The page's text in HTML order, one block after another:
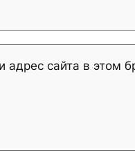
адрес сайта в этом